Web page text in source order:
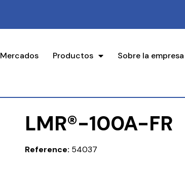
Mercados Productos Sobre la empresa
LMR®-100A-FR
Reference: 54037